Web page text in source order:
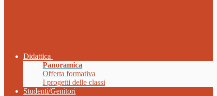
Didattica
Panoramica
Offerta formativa
I progetti delle classi
Studenti/Genitori